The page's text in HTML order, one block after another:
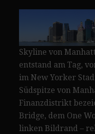
Skyline von
entstand am Tag,
im New Yorker
Südspitze von
Finanzdistrikt
Bridge, dem One
linken Bildrand –